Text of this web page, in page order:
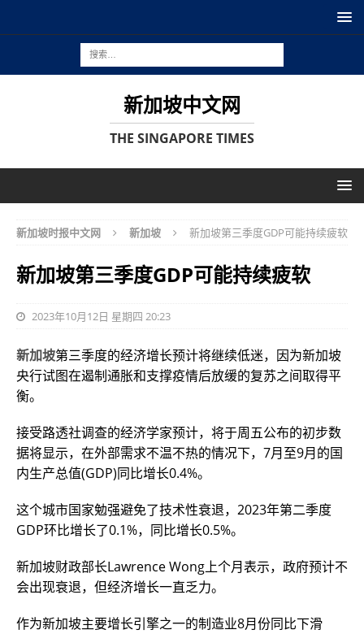
新加坡中文网
THE SINGAPORE TIMES
新加坡时报中文网 新加坡 新加坡第三季度GDP可能持续疲软
新加坡第三季度GDP可能持续疲软
2023年10月12日 星期四 20:23
新加坡第三季度的经济增长预计将继续低迷，因为新加坡
央行试图在遏制通胀和支撑疫情后放缓的复苏之间取得平
衡。
接受路透社调查的经济学家预计，将于周五公布的初步数
据将显示，在外部需求不温不热的情况下，7月至9月的国
内生产总值(GDP)同比增长0.4%。
这个城市国家勉强避免了技术性衰退，2023年第二季度
GDP环比增长了0.1%，同比增长0.5%。
新加坡财政部长Lawrence Wong上个月表示，政府预计不
会出现衰退，但经济增长一直乏力。
作为新加坡主要增长引擎之一的制造业8月份同比下滑